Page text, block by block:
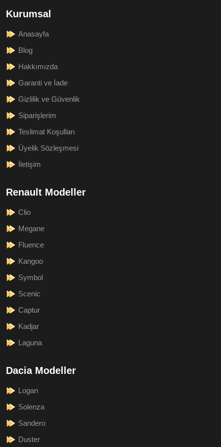
Kurumsal
Anasayfa
Blog
Hakkımızda
Garanti ve İade
Gizlilik ve Güvenlik
Siparişlerim
Teslimat Koşulları
Üyelik Sözleşmesi
İletişim
Renault Modeller
Clio
Megane
Fluence
Kangoo
Symbol
Scenic
Captur
Kadjar
Laguna
Dacia Modeller
Logan
Solenza
Sandero
Duster